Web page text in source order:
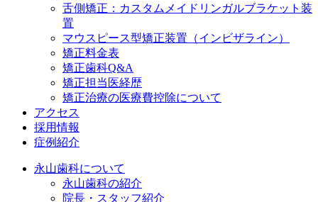
舌側矯正：カスタムメイドリンガルブラケット装
置
マウスピース型矯正装置（インビザライン）
矯正料金表
矯正歯科Q&A
矯正担当医経歴
矯正治療の医療費控除について
アクセス
採用情報
症例紹介
永山歯科について
永山歯科の紹介
院長・スタッフ紹介